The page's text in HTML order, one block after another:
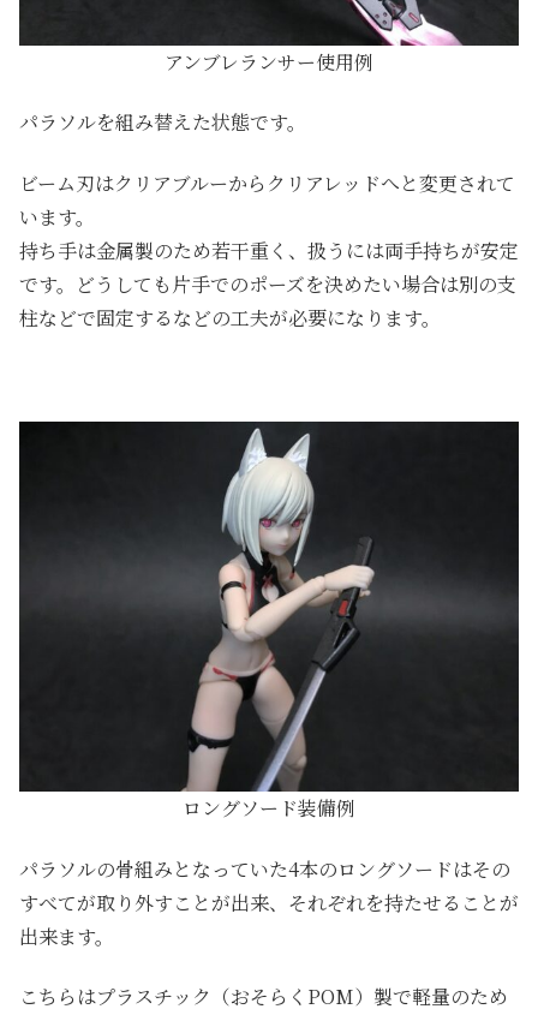
アンブレランサー使用例
パラソルを組み替えた状態です。
ビーム刃はクリアブルーからクリアレッドへと変更されて
います。
持ち手は金属製のため若干重く、扱うには両手持ちが安定
です。どうしても片手でのポーズを決めたい場合は別の支
柱などで固定するなどの工夫が必要になります。
ロングソード装備例
パラソルの骨組みとなっていた4本のロングソードはその
すべてが取り外すことが出来、それぞれを持たせることが
出来ます。
こちらはプラスチック（おそらくPOM）製で軽量のため